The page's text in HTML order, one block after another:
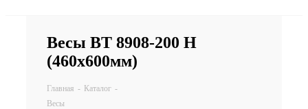
Весы ВТ 8908-200 Н
(460х600мм)
Главная - Каталог -
Весы